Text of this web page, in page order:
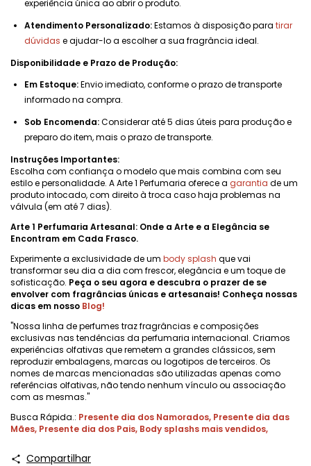
experiência única ao abrir o produto.
Atendimento Personalizado:Estamos à disposição para tirar
dúvidas e ajudar-lo a escolher a sua fragrância ideal.
Disponibilidade e Prazo de Produção:
Em Estoque:Envio imediato, conforme o prazo de transporte
informado na compra.
Sob Encomenda:Considerar até 5 dias úteis para produção e
preparo do item, mais o prazo de transporte.
Instruções Importantes:
Escolha com confiança o modelo que mais combina com seu
estilo e personalidade. A Arte 1 Perfumaria oferece a garantia de um
produto intocado, com direito à troca caso haja problemas na
válvula (em até 7 dias).
Arte 1 Perfumaria Artesanal: Onde a Arte e a Elegância se
Encontram em Cada Frasco.
Experimente a exclusividade de um body splash que vai
transformar seu dia a dia com frescor, elegância e um toque de
sofisticação. Peça o seu agora e descubra o prazer de se
envolver com fragrâncias únicas e artesanais! Conheça nossas
dicas em nosso Blog!
"Nossa linha de perfumes traz fragrâncias e composições
exclusivas nas tendências da perfumaria internacional. Criamos
experiências olfativas que remetem a grandes clássicos, sem
reproduzir embalagens, marcas ou logotipos de terceiros. Os
nomes de marcas mencionadas são utilizadas apenas como
referências olfativas, não tendo nenhum vínculo ou associação
com as mesmas."
Busca Rápida.: Presente dia dos Namorados, Presente dia das
Mães, Presente dia dos Pais, Body splashs mais vendidos,
Compartilhar